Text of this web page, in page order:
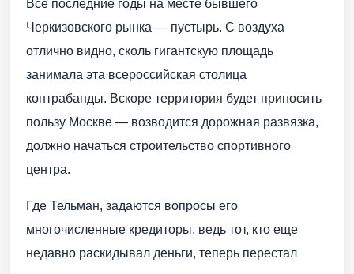
Все последние годы на месте бывшего
Черкизовского рынка — пустырь. С воздуха
отлично видно, сколь гигантскую площадь
занимала эта всероссийская столица
контрабанды. Вскоре территория будет приносить
пользу Москве — возводится дорожная развязка,
должно начаться строительство спортивного
центра.
Где Тельман, задаются вопросы его
многочисленные кредиторы, ведь тот, кто еще
недавно раскидывал деньги, теперь перестал